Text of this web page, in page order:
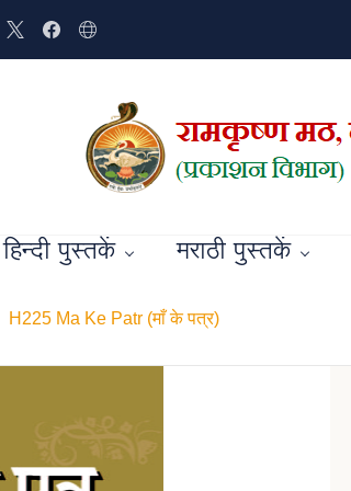
हिन्दी पुस्तकें मराठी पुस्तकें
H225 Ma Ke Patr (माँ के पत्र)